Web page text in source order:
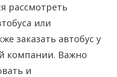
рассмотреть
или
заказать автобус у
компании. Важно
и